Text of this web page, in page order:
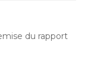
du rapport